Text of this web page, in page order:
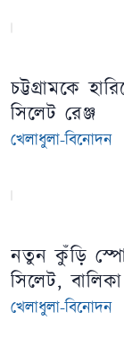
চট্টগ্রামকে
সিলেট রেঞ্জ
খেলাধুলা-বিনোদন
নতুন কুঁড়ি
সিলেট,
খেলাধুলা-বিনোদন